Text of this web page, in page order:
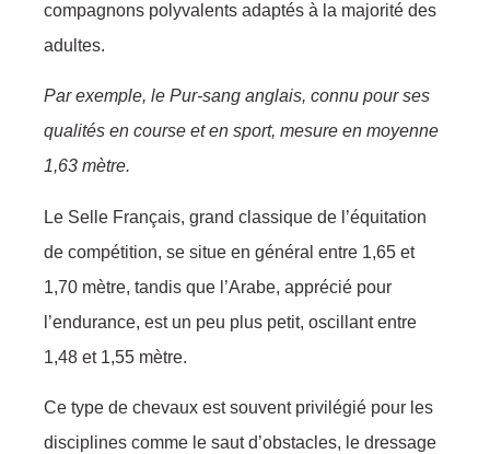
compagnons polyvalents adaptés à la majorité des
adultes.
Par exemple, le Pur-sang anglais, connu pour ses
qualités en course et en sport, mesure en moyenne
1,63 mètre.
Le Selle Français, grand classique de l’équitation
de compétition, se situe en général entre 1,65 et
1,70 mètre, tandis que l’Arabe, apprécié pour
l’endurance, est un peu plus petit, oscillant entre
1,48 et 1,55 mètre.
Ce type de chevaux est souvent privilégié pour les
disciplines comme le saut d’obstacles, le dressage